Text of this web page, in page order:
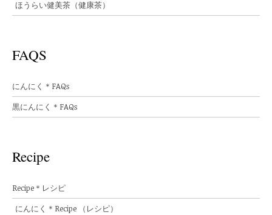
ほうらい健美茶（健康茶）
FAQS
にんにく＊FAQs
黒にんにく＊FAQs
Recipe
Recipe＊レシピ
にんにく＊Recipe （レシピ）